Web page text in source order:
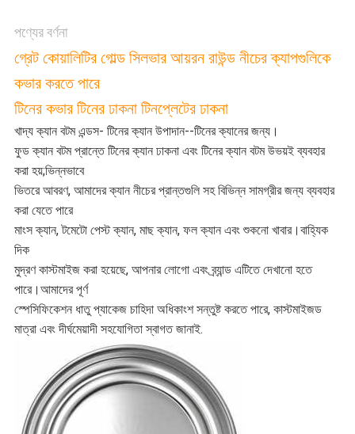
পণ্যের বর্ণনা
গ্রেট কোয়ালিটির গোল্ড সিলভার আয়রন রাউন্ড নীচের ক্যাপগুলিকে
কভার করতে পারে
টিনের কভার টিনের ঢাকনা টিনপ্লেটের ঢাকনা
খাদ্য ক্যান বটম এন্ডস- টিনের ক্যান উপাদান--টিনের ক্যানের জন্য।
ফুড ক্যান বটম প্রান্তে টিনের ক্যান ঢাকনা এবং টিনের ক্যান বটম উভয়ই ব্যবহার
করা হয়;ভিন্নভাবে
ভিতরে আবরণ, আমাদের ক্যান নীচের প্রান্তগুলি সহ বিভিন্ন সামগ্রীর জন্য ব্যবহার
করা যেতে পারে
মাংস ক্যান, টমেটো পেস্ট ক্যান, মাছ ক্যান, ফল ক্যান এবং শুকনো খাবার।বাহ্যিক
দিক
মুদ্রণ কাস্টমাইজ করা হয়েছে, আপনার লোগো এবং ব্র্যান্ড এটিতে দেখানো হতে
পারে।আমাদের পূর্ণ
স্পেসিফিকেশন ধাতু প্যাকেজ চাহিদা অধিকাংশ সন্তুষ্ট করতে পারে, কাস্টমাইজড
মাত্রা এবং দীর্ঘমেয়াদী সহযোগিতা স্বাগত জানাই.